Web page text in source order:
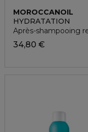
MOROCCANOIL
HYDRATATION
Après-shampooing
34,80 €